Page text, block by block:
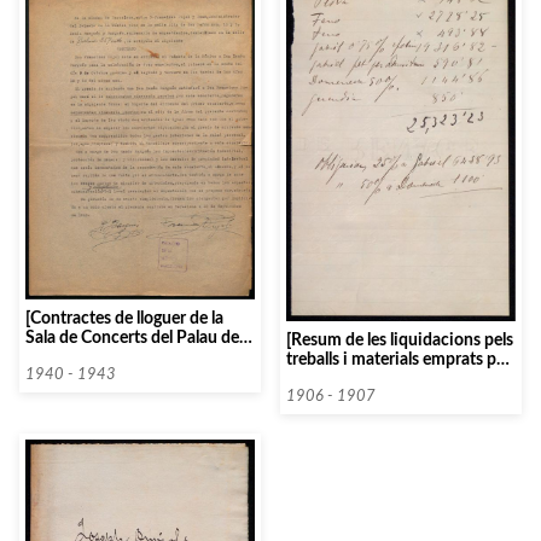
[Contractes de lloguer de la
Sala de Concerts del Palau de la
1940 - 1943
[Resum de les liquidacions pels
treballs i materials emprats per
Música Catalana]
1906 - 1907